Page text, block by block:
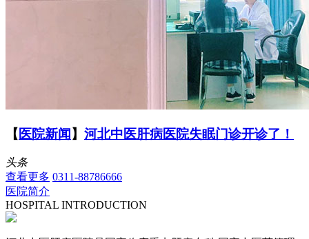
【 医院新闻】 河北中医肝病医院失眠门诊开诊了！
头条
查看更多 0311-88786666
医院简介
HOSPITAL INTRODUCTION